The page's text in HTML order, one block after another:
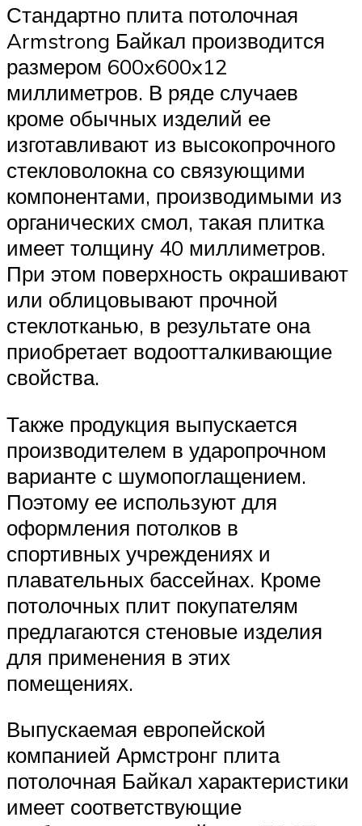
Стандартно плита потолочная
Armstrong Байкал производится
размером 600x600x12
миллиметров. В ряде случаев
кроме обычных изделий ее
изготавливают из высокопрочного
стекловолокна со связующими
компонентами, производимыми из
органических смол, такая плитка
имеет толщину 40 миллиметров.
При этом поверхность окрашивают
или облицовывают прочной
стеклотканью, в результате она
приобретает водоотталкивающие
свойства.
Также продукция выпускается
производителем в ударопрочном
варианте с шумопоглащением.
Поэтому ее используют для
оформления потолков в
спортивных учреждениях и
плавательных бассейнах. Кроме
потолочных плит покупателям
предлагаются стеновые изделия
для применения в этих
помещениях.
Выпускаемая европейской
компанией Армстронг плита
потолочная Байкал характеристики
имеет соответствующие